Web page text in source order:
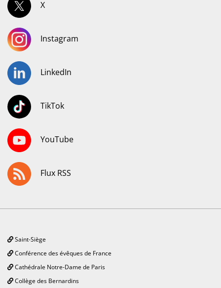
X
Instagram
LinkedIn
TikTok
YouTube
Flux RSS
Saint-Siège
Conférence des évêques de France
Cathédrale Notre-Dame de Paris
Collège des Bernardins